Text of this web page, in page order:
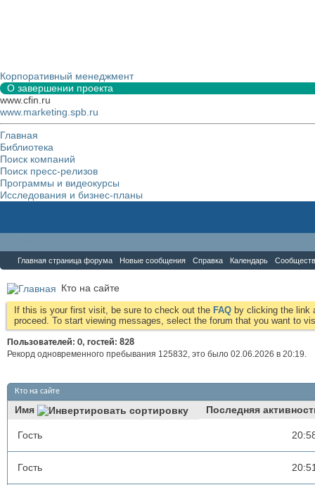
Корпоративный менеджмент
О завершении проекта
www.cfin.ru
www.marketing.spb.ru
Главная
Библиотека
Поиск компаний
Поиск пресс-релизов
Программы и видеокурсы
Исследования и бизнес-планы
Главная страница форума Новые сообщения Справка Календарь
Кто на сайте
If this is your first visit, be sure to check out the FAQ by clicking the link
proceed. To start viewing messages, select the forum that you want to
Пользователей: 0, гостей: 828
Рекорд одновременного пребывания 125832, это было 02.06.2026 в 20:19.
Кто на сайте
Имя Последняя
Гость
Гость